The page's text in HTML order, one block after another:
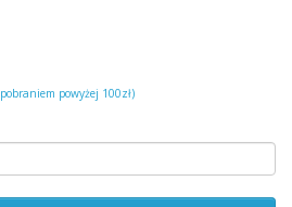
powyżej 100zł)